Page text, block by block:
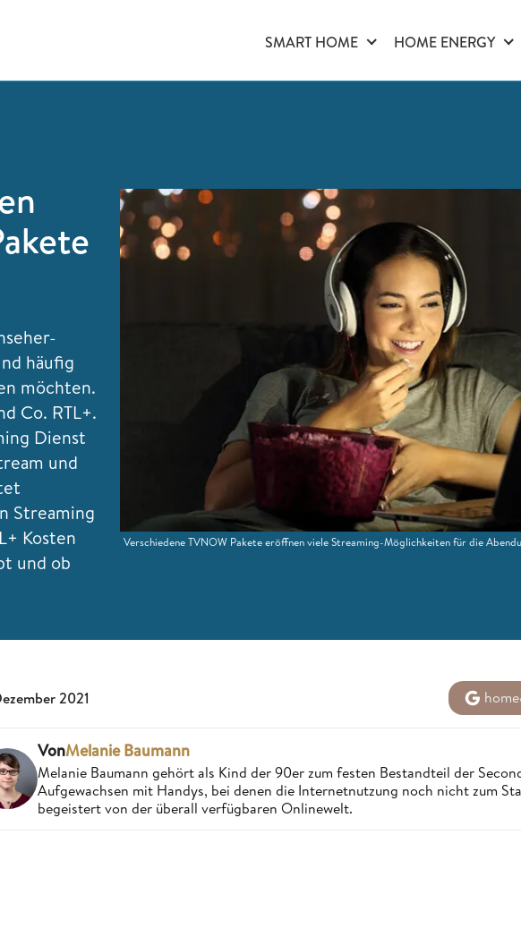
SMART HOME HOME ENERGY
häufig
möchten.
Co. RTL+.
Dienst
und
Streaming
Kosten
und ob
Verschiedene TVNOW Pakete eröffnen viele Streaming-Möglichkeiten für die
2021
VonMelanie Baumann
Melanie Baumann gehört als Kind der 90er zum festen Bestandteil der
Aufgewachsen mit Handys, bei denen die Internetnutzung noch nicht zum
begeistert von der überall verfügbaren Onlinewelt.